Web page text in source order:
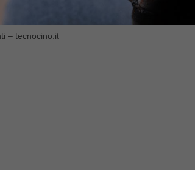
– tecnocino.it